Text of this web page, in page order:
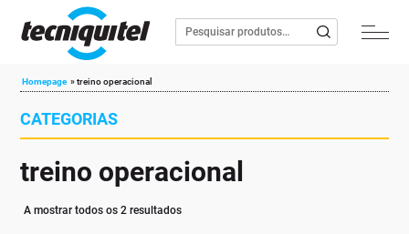
Homepage »treino operacional
CATEGORIAS
treino operacional
A mostrar todos os 2 resultados